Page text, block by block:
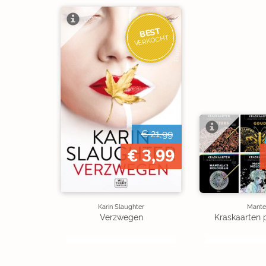
BEST
VERKOCHT
€ 21,99
€ 3,99
Karin Slaughter
Verzwegen Kraskaarten